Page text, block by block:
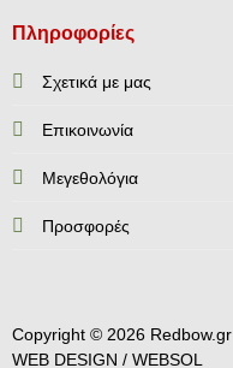
Πληροφορίες
Σχετικά με μας
Επικοινωνία
Mεγεθολόγια
Προσφορές
Copyright © 2026 Redbow.gr
WEB DESIGN / WEBSOL